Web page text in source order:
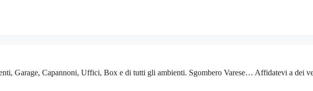
Garage, Capannoni, Uffici, Box e di tutti gli ambienti. Sgombero Varese… Affidatevi a dei